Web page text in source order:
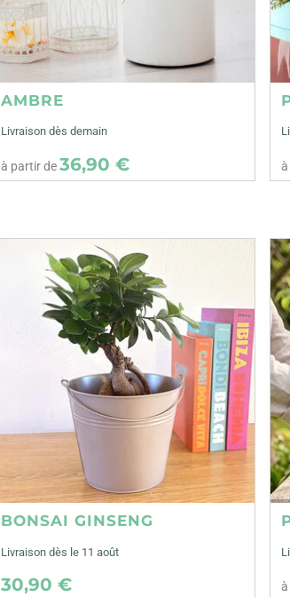
AMBRE
Livraison dès demain
à partir de36,90 €
BONSAI GINSENG
Livraison dès le 11 août
30,90 €